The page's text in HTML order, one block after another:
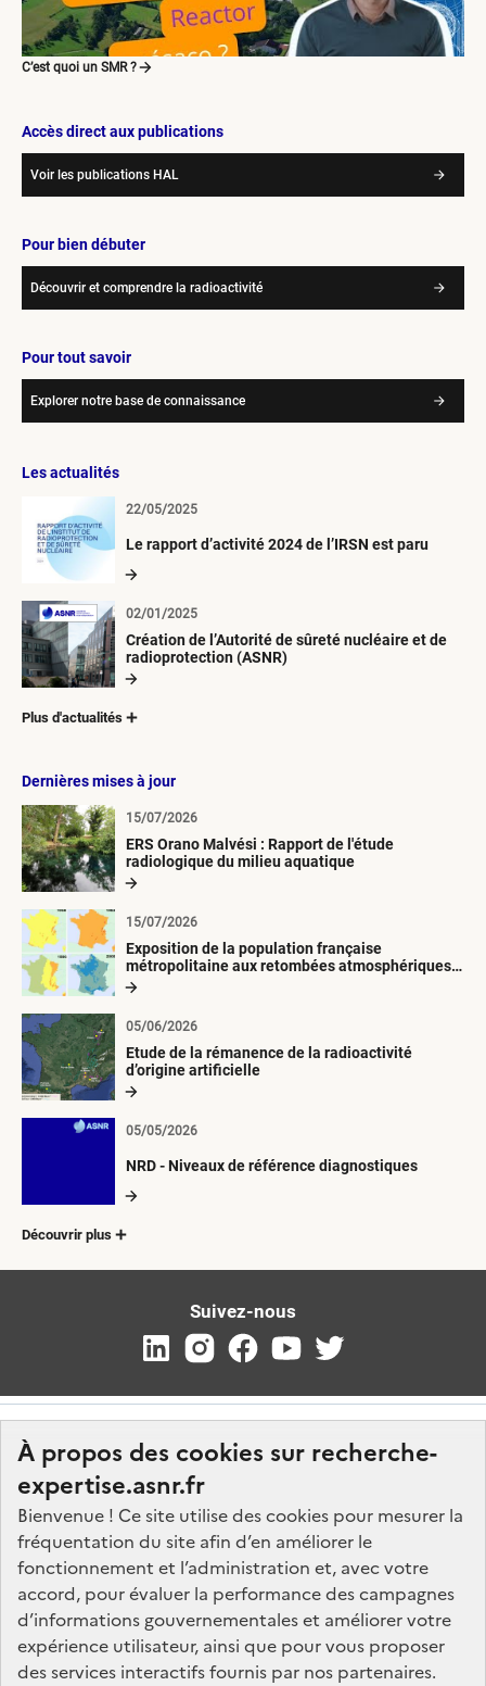
À propos des cookies sur recherche-
expertise.asnr.fr
Bienvenue ! Ce site utilise des cookies pour mesurer la
fréquentation du site afin d’en améliorer le
fonctionnement et l’administration et, avec votre
accord, pour évaluer la performance des campagnes
d’informations gouvernementales et améliorer votre
expérience utilisateur, ainsi que pour vous proposer
des services interactifs fournis par nos partenaires.
C’est quoi un SMR ?
Accès direct aux publications
Voir les publications HAL
Pour bien débuter
Découvrir et comprendre la radioactivité
Pour tout savoir
Explorer notre base de connaissance
Les actualités
Le rapport d’activité 2024 de l’IRSN est paru
22/05/2025
Création de l’Autorité de sûreté nucléaire et de
radioprotection (ASNR)
02/01/2025
Plus d'actualités
Dernières mises à jour
ERS Orano Malvési : Rapport de l'étude
radiologique du milieu aquatique
15/07/2026
Exposition de la population française
métropolitaine aux retombées atmosphériques
radioactives depuis 1945
15/07/2026
Etude de la rémanence de la radioactivité
d’origine artificielle
05/06/2026
NRD - Niveaux de référence diagnostiques
05/05/2026
Découvrir plus
Suivez-nous
Nos marchés
Nos offres d'emploi
FAQ
Glossaire